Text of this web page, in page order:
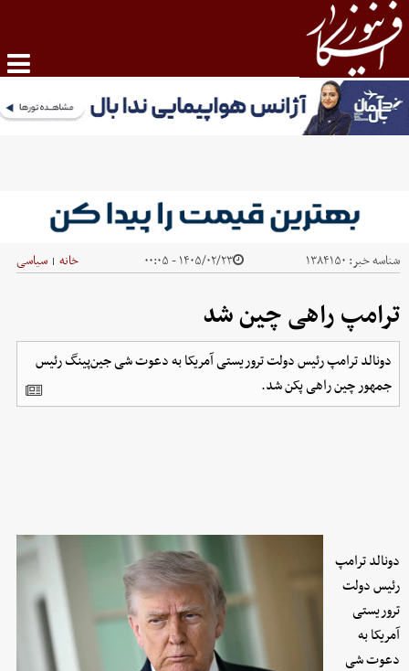
شناسه خبر: ۱۳۸۴۱۵۰ ۱۴۰۵/۰۲/۲۳ - ۰۰:۰۵ خانه | سیاسی
ترامپ راهی چین شد
دونالد ترامپ رئیس دولت تروریستی آمریکا به دعوت شی جین‌پینگ رئیس
جمهور چین راهی پکن شد.
دونالد ترامپ
رئیس دولت
تروریستی
آمریکا به
دعوت شی